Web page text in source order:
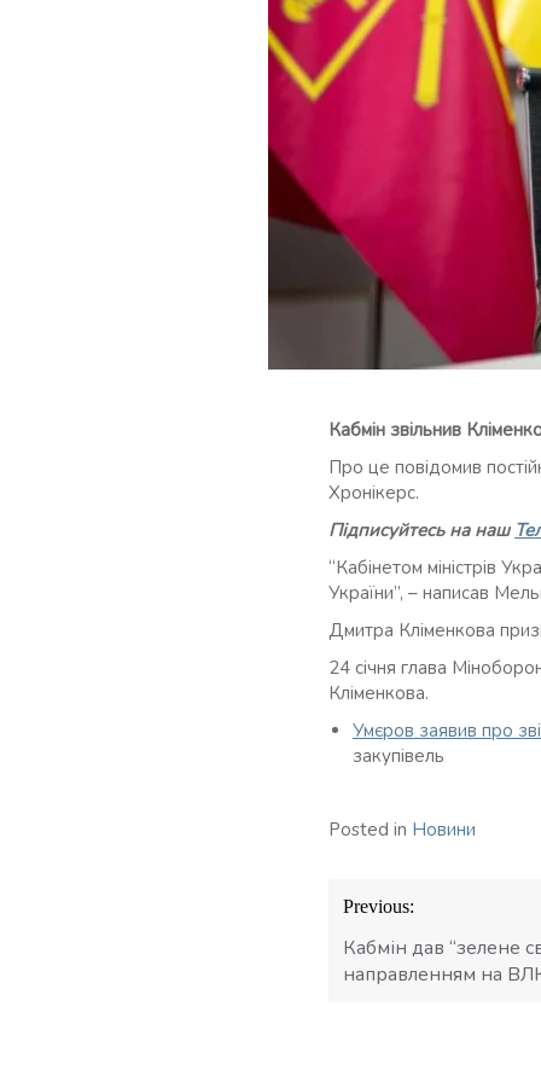
Кабмін звільнив
Про це повідомив
Хронікерс.
Підписуйтесь на наш
“Кабінетом міністрів
України”, – написав
Дмитра Кліменкова
24 січня глава
Кліменкова.
Умєров заявив про
закупівель
Posted in Новини
Навігація
записів
Previous:
Кабмін дав “зелене
направленням на